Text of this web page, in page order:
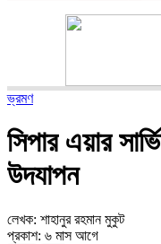
ভ্রমণ
সিপার এয়ার
উদযাপন
লেখক: শাহানুর রহমান মুকুট
প্রকাশ: ৬ মাস আগে